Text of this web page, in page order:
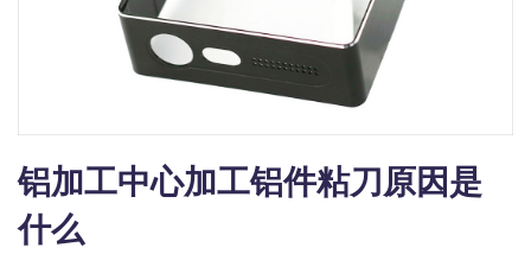
铝加工中心加工铝件粘刀原因是
什么